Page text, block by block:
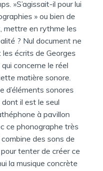
»S’agissait-il pour lui
» ou bien de
mettre en rythme les
? Nul document ne
les écrits de Georges
concerne le réel
matière sonore.
d’éléments sonores
il est le seul
à pavillon
ce phonographe très
des sons de
tenter de créer ce
la musique concrète